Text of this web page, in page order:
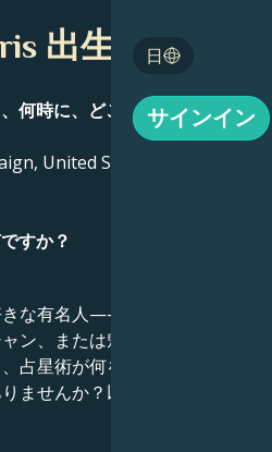
射手座
日
English
サインイン
出生図
何時に、どこで生まれました
United States 11 9月
すか？
な有名人——政治家、発明
ン、または魅力的なハリウッ
占星術が何を語っているか知
ませんか？以下の詳細な出生